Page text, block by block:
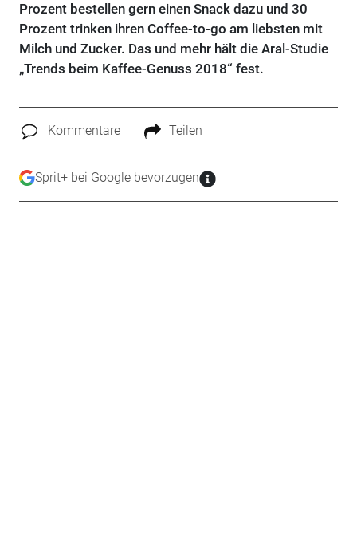
Prozent bestellen gern einen Snack dazu und 30
Prozent trinken ihren Coffee-to-go am liebsten mit
Milch und Zucker. Das und mehr hält die Aral-Studie
„Trends beim Kaffee-Genuss 2018“ fest.
Kommentare Teilen
Sprit+ bei Google bevorzugen